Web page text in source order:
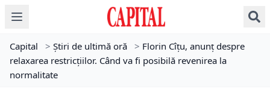
Capital > Știri de ultimă oră > Florin Cîțu, anunț despre
relaxarea restricțiilor. Când va fi posibilă revenirea la
normalitate